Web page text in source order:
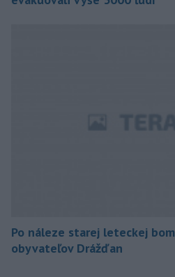
Po náleze starej leteckej
obyvateľov Drážďan